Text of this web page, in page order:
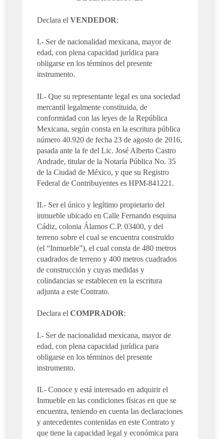
Declara el VENDEDOR:
I.- Ser de nacionalidad mexicana, mayor de
edad, con plena capacidad jurídica para
obligarse en los términos del presente
instrumento.
II.- Que su representante legal es una sociedad
mercantil legalmente constituida, de
conformidad con las leyes de la República
Mexicana, según consta en la escritura pública
número 40.920 de fecha 23 de agosto de 2016,
pasada ante la fe del Lic. José Alberto Castro
Andrade, titular de la Notaría Pública No. 35
de la Ciudad de México, y que su Registro
Federal de Contribuyentes es HPM-841221.
II.- Ser el único y legítimo propietario del
inmueble ubicado en Calle Fernando esquina
Cádiz, colonia Álamos C.P. 03400, y del
terreno sobre el cual se encuentra construido
(el “Inmueble”), el cual consta de 480 metros
cuadrados de terreno y 400 metros cuadrados
de construcción y cuyas medidas y
colindancias se establecen en la escritura
adjunta a este Contrato.
Declara el COMPRADOR:
I.- Ser de nacionalidad mexicana, mayor de
edad, con plena capacidad jurídica para
obligarse en los términos del presente
instrumento.
II.- Conoce y está interesado en adquirir el
Inmueble en las condiciones físicas en que se
encuentra, teniendo en cuenta las declaraciones
y antecedentes contenidas en este Contrato y
que tiene la capacidad legal y económica para